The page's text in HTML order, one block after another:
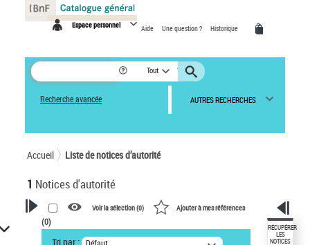
Espace personnel Aide Une question ? Historique
Tout
Recherche avancée AUTRES RECHERCHES
Accueil Liste de notices d’autorité
1 Notices d'autorité
VOTRE RECHERCHE
Voir la sélection (0) Ajouter à mes références
(0)
Tri par : Défaut
RÉCUPÉRER
LES
NOTICES
Panneau de gestion des cookies